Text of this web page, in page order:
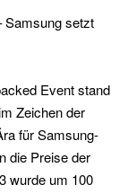
Samsung setzt
Event stand
Zeichen der
für Samsung-
die Preise der
wurde um 100